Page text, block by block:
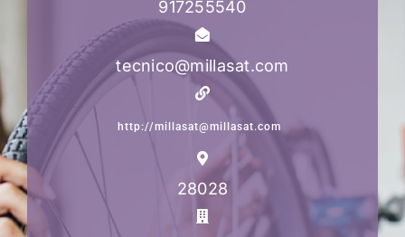
917255540
tecnico@millasat.com
http://millasat@millasat.com
28028